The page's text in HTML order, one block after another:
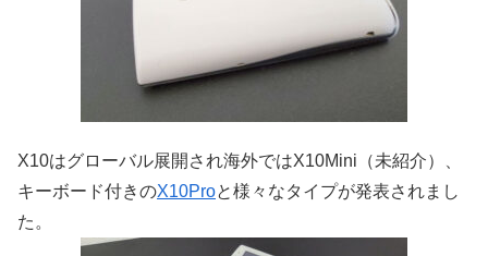
X10はグローバル展開され海外ではX10Mini（未紹介）、
キーボード付きのX10Proと様々なタイプが発表されまし
た。